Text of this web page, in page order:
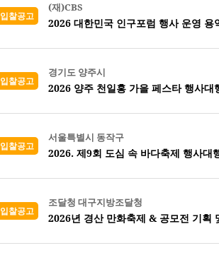
입찰공고
(재)CBS
2026 대한민국 인구포럼 행사 운영 용
입찰공고
경기도 양주시
2026 양주 천일홍 가을 페스타 행사대
입찰공고
서울특별시 동작구
2026. 제9회 도심 속 바다축제 행사대
입찰공고
조달청 대구지방조달청
2026년 경산 만화축제 & 공모전 기획